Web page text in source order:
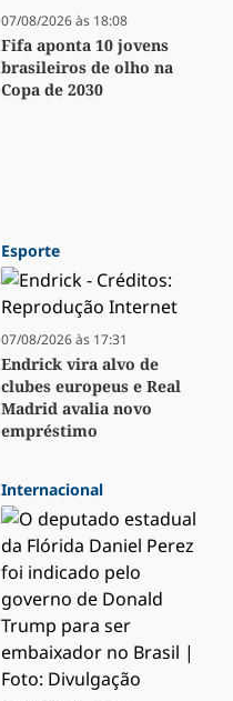
07/08/2026 às 18:08
Fifa aponta 10 jovens
brasileiros de olho na
Copa de 2030
Esporte
07/08/2026 às 17:31
Endrick vira alvo de
clubes europeus e Real
Madrid avalia novo
empréstimo
Internacional